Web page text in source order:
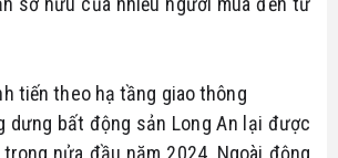
tiến theo hạ tầng giao thông
dưng bất động sản Long An lại được
nửa đầu năm 2024. Ngoài động